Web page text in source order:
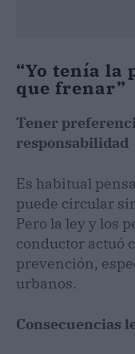
“Yo tenía
que frenar”
Tener
responsabilidad
Es habitual
puede circular
Pero la ley y los
conductor actuó
prevención,
urbanos.
Consecuencias